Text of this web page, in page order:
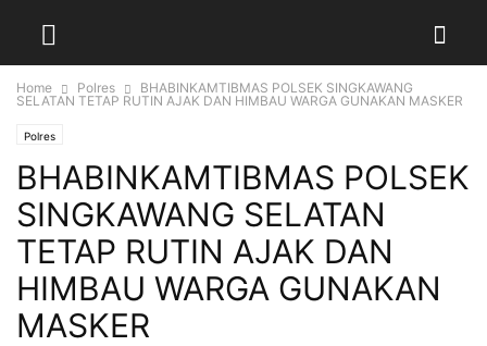
Home Polres
BHABINKAMTIBMAS POLSEK SINGKAWANG
SELATAN TETAP RUTIN AJAK DAN HIMBAU WARGA GUNAKAN MASKER
Polres
BHABINKAMTIBMAS POLSEK
SINGKAWANG SELATAN
TETAP RUTIN AJAK DAN
HIMBAU WARGA GUNAKAN
MASKER